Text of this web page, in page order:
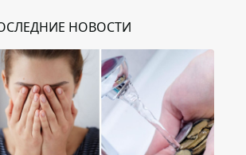
НОВОСТИ